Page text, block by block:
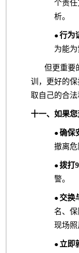
个责
析。
●行为
为能为
但更重要的
训，更好的
取自己的合法
十一、如果您
●确保
撤离危
●拨打
警。
● 交换
名、
现场照
● 立即